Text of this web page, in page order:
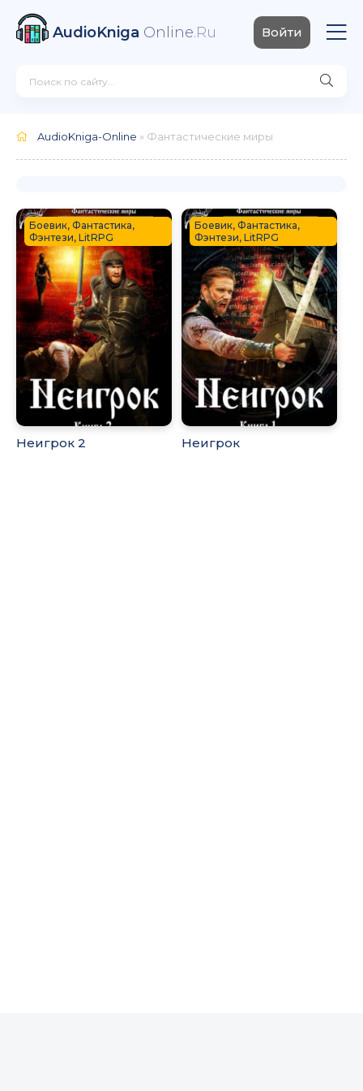
AudioKniga Online.Ru Войти
AudioKniga-Online » Фантастические миры
Боевик, Фантастика,
Фэнтези, LitRPG
Неигрок 2
Боевик, Фантастика,
Фэнтези, LitRPG
Неигрок